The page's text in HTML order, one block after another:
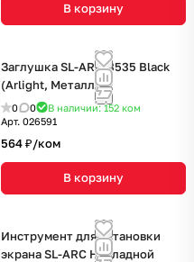
В корзину
Заглушка SL-ARC-3535 Black
(Arlight, Металл)
0 0 В наличии: 152 ком
Арт. 026591
564 ₽/ком
В корзину
Инструмент для установки
экрана SL-ARC Накладной